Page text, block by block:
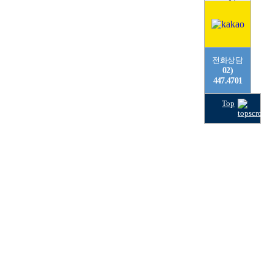
전화상담
02)
447.4701
Top